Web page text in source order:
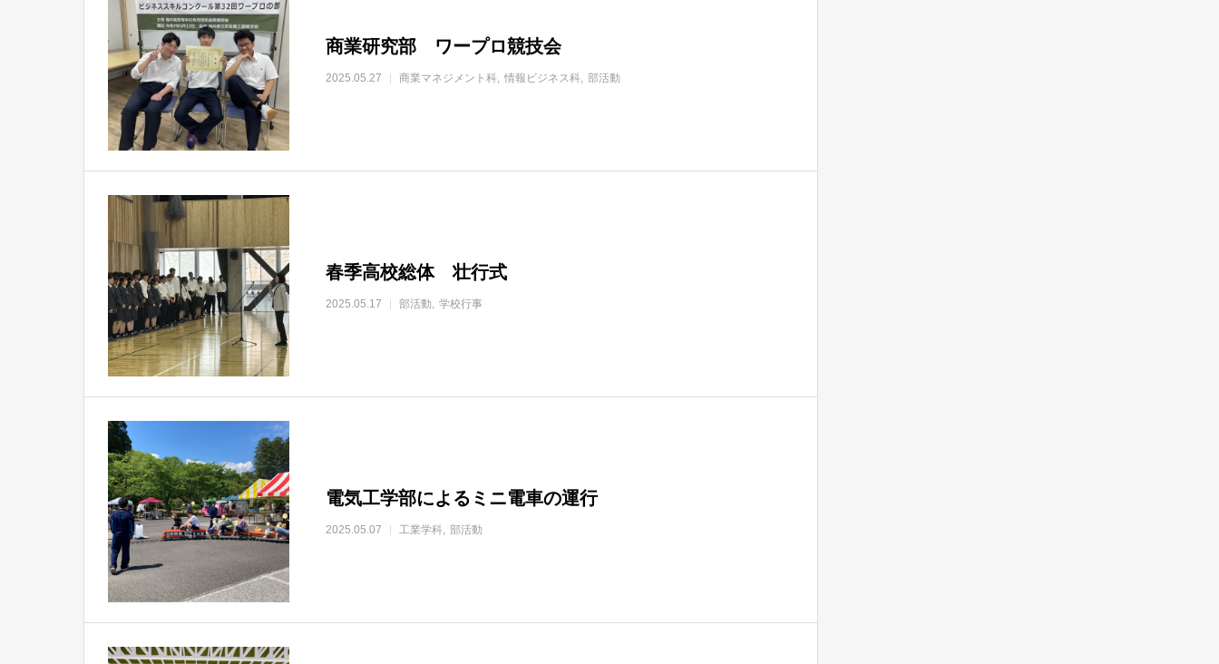
商業研究部 ワープロ競技会
2025.05.27 商業マネジメント科 情報ビジネス科 部活動
春季高校総体 壮行式
2025.05.17 部活動 学校行事
電気工学部によるミニ電車の運行
2025.05.07 工業学科 部活動